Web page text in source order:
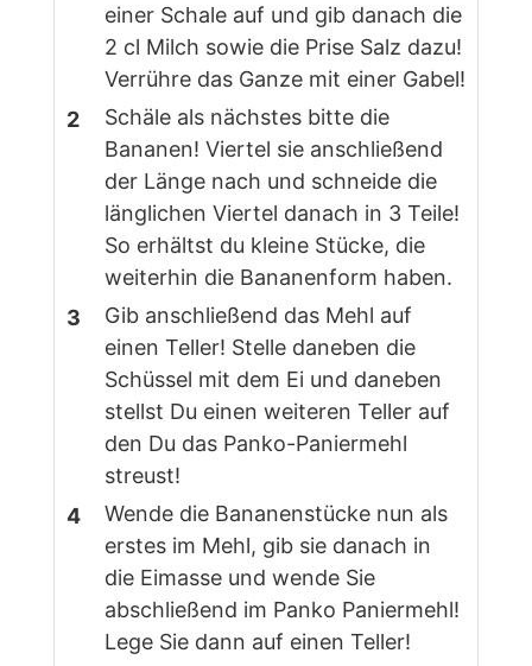
einer Schale auf und gib danach die
2 cl Milch sowie die Prise Salz dazu!
Verrühre das Ganze mit einer Gabel!
Schäle als nächstes bitte die
Bananen! Viertel sie anschließend
der Länge nach und schneide die
länglichen Viertel danach in 3 Teile!
So erhältst du kleine Stücke, die
weiterhin die Bananenform haben.
Gib anschließend das Mehl auf
einen Teller! Stelle daneben die
Schüssel mit dem Ei und daneben
stellst Du einen weiteren Teller auf
den Du das Panko-Paniermehl
streust!
Wende die Bananenstücke nun als
erstes im Mehl, gib sie danach in
die Eimasse und wende Sie
abschließend im Panko Paniermehl!
Lege Sie dann auf einen Teller!